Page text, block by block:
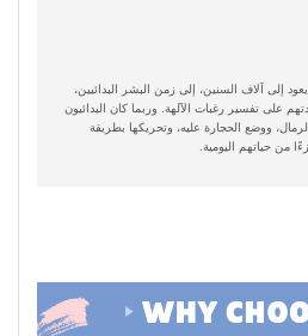
إلى آلاف السنين، إلى زمن البشر البدائيين،
على تفسير رغبات الآلهة. وربما كان البدائيون
ووضع الحجارة عليه، وتحريكها بطريقة
من حياتهم اليومية.